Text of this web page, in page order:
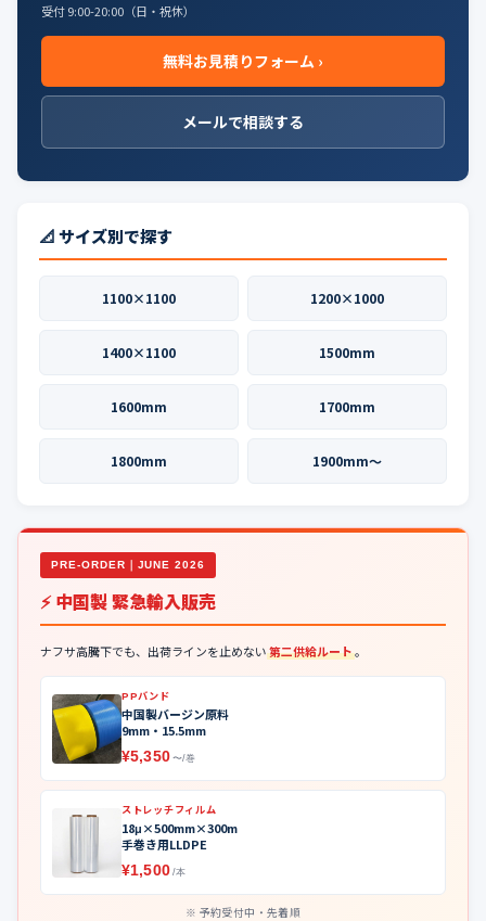
受付 9:00-20:00（日・祝休）
無料お見積りフォーム ›
メールで相談する
📐 サイズ別で探す
1100×1100 1200×1000
1400×1100 1500mm
1600mm 1700mm
1800mm 1900mm〜
PRE-ORDER｜JUNE 2026
⚡ 中国製 緊急輸入販売
ナフサ高騰下でも、出荷ラインを止めない第二供給ルート。
PPバンド
中国製バージン原料
9mm・15.5mm
¥5,350 〜/巻
ストレッチフィルム
18μ×500mm×300m
手巻き用LLDPE
¥1,500 /本
予約受付中・先着順